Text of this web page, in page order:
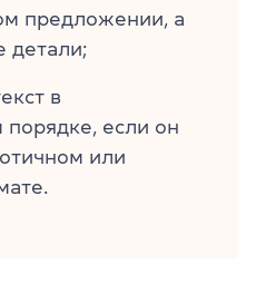
предложении, а
детали;
в
порядке, если он
или